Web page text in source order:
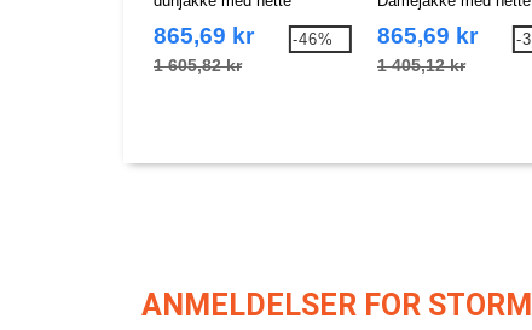
865,69 kr
1 605,82 kr
-46% 865,69 kr
1 405,12 kr
-
ANMELDELSER FOR